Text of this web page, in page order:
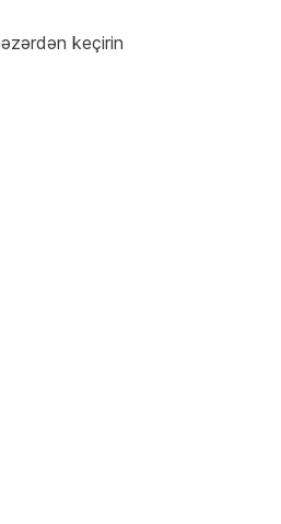
keçirin